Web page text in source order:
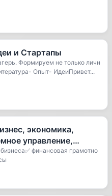
и Стартапы
Формируем не только личн
Опыт- ИдеиПривет...
экономика,
управление,
онлайн, тре
финансовая грамотно